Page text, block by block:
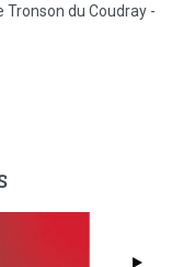
du Coudray -